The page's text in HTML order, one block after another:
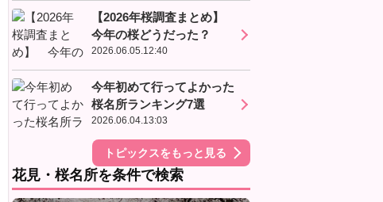
【2026年桜調査まとめ】
今年の桜どうだった？
2026.06.05.12:40
今年初めて行ってよかった
桜名所ランキング7選
2026.06.04.13:03
トピックスをもっと見る
花見・桜名所を条件で検索